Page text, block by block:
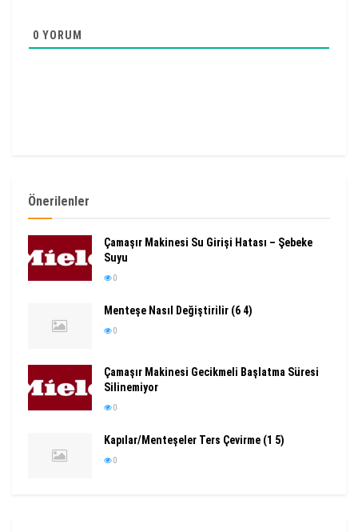
0 YORUM
Önerilenler
Çamaşır Makinesi Su Girişi Hatası – Şebeke
Suyu
0
Menteşe Nasıl Değiştirilir (6 4)
0
Çamaşır Makinesi Gecikmeli Başlatma Süresi
Silinemiyor
0
Kapılar/Menteşeler Ters Çevirme (1 5)
0